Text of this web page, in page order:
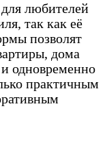
любителей
так как её
позволят
дома
одновременно
практичным